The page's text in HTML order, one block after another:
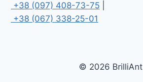
+38 (097) 408-73-75
+38 (067) 338-25-01
© 2026 BrilliAnt